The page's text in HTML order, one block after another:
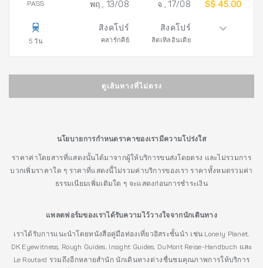
PASS
5 วัน
พฤ., 13/08
สิงคโปร์
คลาร์กคีย์
จ., 17/08
สิงคโปร์
ลิตเทิลอินเดีย
S$ 45.00
ดูเส้นทางที่ไม่ตรง
นโยบายการกำหนดราคาของเรามีความโปร่งใส
ราคาค่าโดยสารที่แสดงนั้นได้มาจากผู้ให้บริการขนส่งโดยตรง และไม่รวมการ
บวกเพิ่มราคาใด ๆ ราคาที่แสดงนี้ไม่รวมค่าบริการของเรา ราคาทั้งหมดรวมค่า
ธรรมเนียมเพิ่มเติมใด ๆ จะแสดงก่อนการชำระเงิน
แพลตฟอร์มของเราได้รับความไว้วางใจจากนักเดินทาง
เราได้รับการแนะนำโดยหนังสือคู่มือท่องเที่ยวอิสระชั้นนำ เช่น Lonely Planet,
DK Eyewitness, Rough Guides, Insight Guides, DuMont Reise-Handbuch และ
Le Routard รวมถึงอีกหลายสำนัก นักเดินทางต่างชื่นชมคุณภาพการให้บริการ